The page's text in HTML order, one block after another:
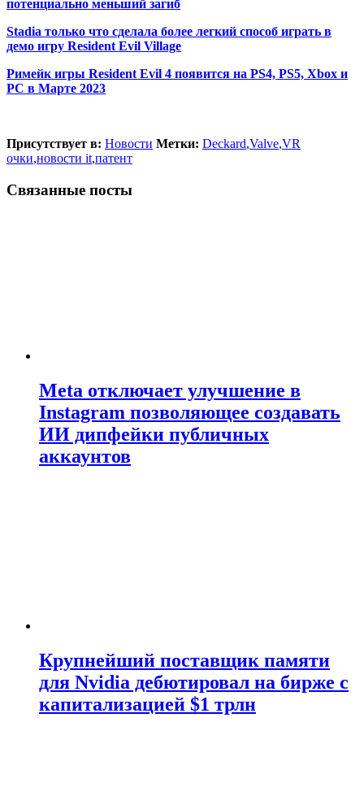
потенциально меньший загиб
Stadia только что сделала более легкий способ играть в
демо игру Resident Evil Village
Римейк игры Resident Evil 4 появится на PS4, PS5, Xbox и
PC в Марте 2023
Присутствует в: Новости Метки: Deckard,Valve,VR
очки,новости it,патент
Связанные посты
Meta отключает улучшение в
Instagram позволяющее создавать
ИИ дипфейки публичных
аккаунтов
Крупнейший поставщик памяти
для Nvidia дебютировал на бирже с
капитализацией $1 трлн